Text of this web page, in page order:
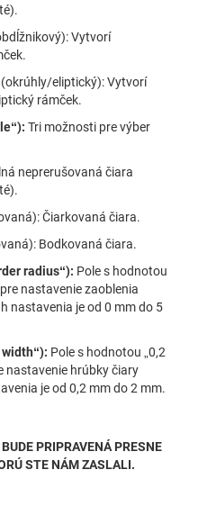
Vytvorí
(okrúhly/eliptický): Vytvorí
rámček.
Tri možnosti pre výber
neprerušovaná čiara
Čiarkovaná čiara.
Bodkovaná čiara.
radius“): Pole s hodnotou
nastavenie zaoblenia
nastavenia je od 0 mm do 5
Pole s hodnotou „0,2
nastavenie hrúbky čiary
je od 0,2 mm do 2 mm.
PRIPRAVENÁ PRESNE
STE NÁM ZASLALI.